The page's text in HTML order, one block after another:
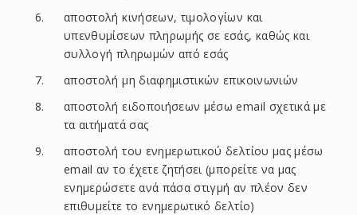
αποστολή κινήσεων, τιμολογίων και
υπενθυμίσεων πληρωμής σε εσάς, καθώς και
συλλογή πληρωμών από εσάς
αποστολή μη διαφημιστικών επικοινωνιών
αποστολή ειδοποιήσεων μέσω email σχετικά με
τα αιτήματά σας
αποστολή του ενημερωτικού δελτίου μας μέσω
email αν το έχετε ζητήσει (μπορείτε να μας
ενημερώσετε ανά πάσα στιγμή αν πλέον δεν
επιθυμείτε το ενημερωτικό δελτίο)